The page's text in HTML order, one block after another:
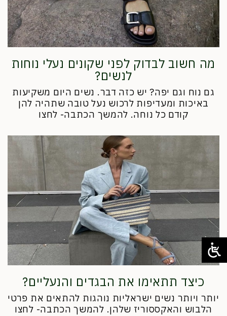
מה חשוב לבדוק לפני שקונים נעלי נוחות
לנשים?
גם נוח וגם יפה? יש כזה דבר. נשים היום משקיעות
באיכות ומעדיפות לרכוש נעל טובה שתהיה להן
קודם כל נוחה. להמשך הכתבה- לחצו
כיצד תתאימו את הבגדים והנעליים?
יותר ויותר נשים ישראליות נוהגות להתאים את פרטי
הלבוש והאקססוריז שלהן. להמשך הכתבה- לחצו